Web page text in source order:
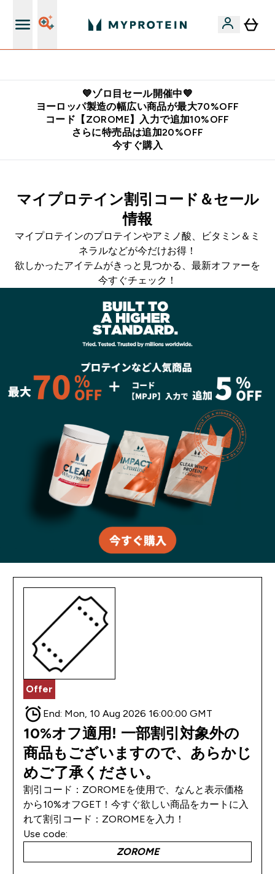
💙ゾロ目セール開催中💙
ヨーロッパ製造の幅広い商品が最大70%OFF
コード【ZOROME】入力で追加10%OFF
さらに特売品は追加20%OFF
今すぐ購入
マイプロテイン割引コード＆セール
情報
マイプロテインのプロテインやアミノ酸
ビタミン＆ミ
ネラルなどが今だけお得！
欲しかったアイテムがきっと見つかる、最新オファーを
今すぐチェック！
Offer
End: Mon, 10 Aug 2026 16:00:00 GMT
10%オフ適用! 一部割引対象外の
商品もございますので、あらかじ
めご了承ください。
割引コード：ZOROMEを使用で、なんと表示価格
から10%オフGET！今すぐ欲しい商品をカートに入
れて割引コード：ZOROMEを入力！
Use code:
ZOROME